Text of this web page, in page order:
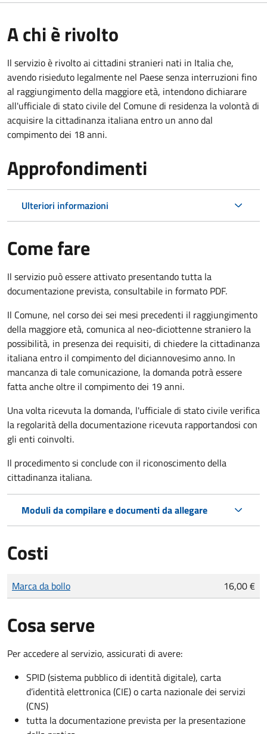
A chi è rivolto
Il servizio è rivolto ai cittadini stranieri nati in Italia che,
avendo risieduto legalmente nel Paese senza interruzioni fino
al raggiungimento della maggiore età, intendono dichiarare
all'ufficiale di stato civile del Comune di residenza la volontà di
acquisire la cittadinanza italiana entro un anno dal
compimento dei 18 anni.
Approfondimenti
Ulteriori informazioni
Come fare
Il servizio può essere attivato presentando tutta la
documentazione prevista, consultabile in formato PDF.
Il Comune, nel corso dei sei mesi precedenti il raggiungimento
della maggiore età, comunica al neo-diciottenne straniero la
possibilità, in presenza dei requisiti, di chiedere la cittadinanza
italiana entro il compimento del diciannovesimo anno. In
mancanza di tale comunicazione, la domanda potrà essere
fatta anche oltre il compimento dei 19 anni.
Una volta ricevuta la domanda, l'ufficiale di stato civile verifica
la regolarità della documentazione ricevuta rapportandosi con
gli enti coinvolti.
Il procedimento si conclude con il riconoscimento della
cittadinanza italiana.
Moduli da compilare e documenti da allegare
Costi
Tipo di pagamento
Importo
Marca da bollo 16,00 €
Cosa serve
Per accedere al servizio, assicurati di avere:
SPID (sistema pubblico di identità digitale), carta
d’identità elettronica (CIE) o carta nazionale dei servizi
(CNS)
tutta la documentazione prevista per la presentazione